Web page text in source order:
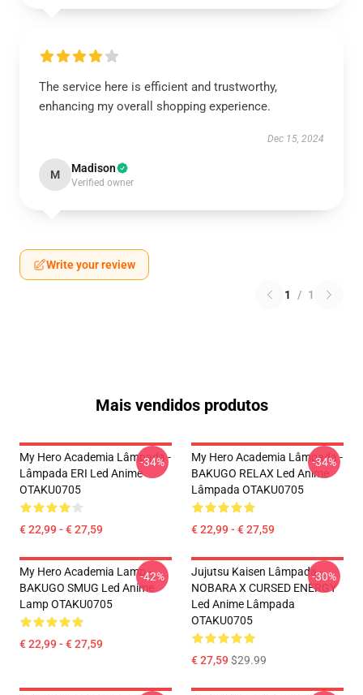
The service here is efficient and trustworthy,
enhancing my overall shopping experience.
Dec 15, 2024
M Madison
Verified owner
Write your review
1 / 1
Mais vendidos produtos
My Hero Academia Lâmpada -
Lâmpada ERI Led Anime
OTAKU0705
€ 22,99 - € 27,59
-34%
My Hero Academia Lâmpada -
BAKUGO RELAX Led Anime
Lâmpada OTAKU0705
€ 22,99 - € 27,59
-34%
My Hero Academia Lamp -
BAKUGO SMUG Led Anime
Lamp OTAKU0705
€ 22,99 - € 27,59
-42%
Jujutsu Kaisen Lâmpada -
NOBARA X CURSED ENERGY
Led Anime Lâmpada
OTAKU0705
€ 27,59$29.99
-30%